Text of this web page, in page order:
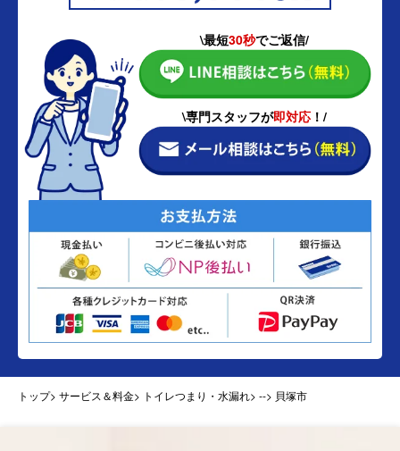
\最短30秒でご返信/
\専門スタッフが即対応 ！/
トップ> サービス＆料金> トイレつまり・水漏れ> --> 貝塚市